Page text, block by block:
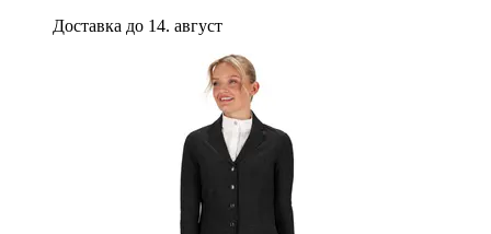
Доставка до 14. август